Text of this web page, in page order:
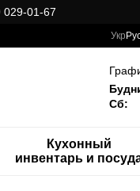
01-67
Укр
Сб:
Кухонный
инвентарь и